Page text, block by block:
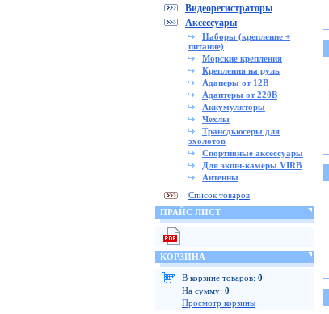
Видеорегистраторы
Аксессуары
Наборы (крепление +
питание)
Морские крепления
Крепления на руль
Адаперы от 12В
Адаптеры от 220В
Аккумуляторы
Чехлы
Трансдьюсеры для
эхолотов
Спортивные аксессуары
Для экшн-камеры VIRB
Антенны
Список товаров
ПРАЙС ЛИСТ
КОРЗИНА
В корзине товаров: 0
На сумму: 0
Просмотр корзины